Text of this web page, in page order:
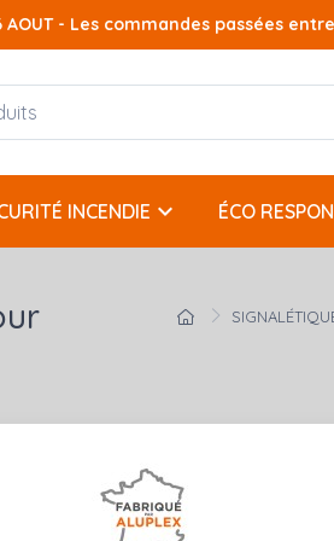
AOUT - Les commandes passées
INCENDIE keyboard_arrow_down ÉCO